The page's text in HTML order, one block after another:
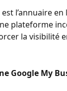
l’annuaire en
plateforme
la visibilité
Google My